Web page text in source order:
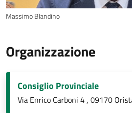
Massimo Blandino
Organizzazione
Consiglio Provinciale
Via Enrico Carboni 4 , 09170